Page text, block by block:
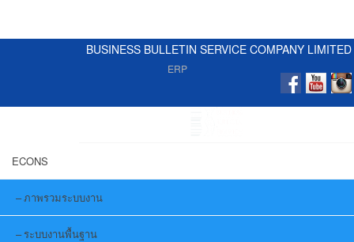
BUSINESS BULLETIN SERVICE COMPANY LIMITED
ERP
ECONS
ภาพรวมระบบงาน
ระบบงานพื้นฐาน